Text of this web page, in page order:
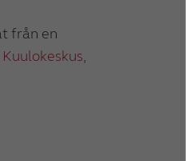
från en
Kuulokeskus,